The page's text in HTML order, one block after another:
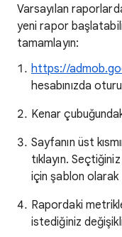
Varsayılan
yeni rapor
tamamlayın:
https://
hesabınızda
Kenar
Sayfanın üst
tıklayın.
için şablon olarak
Rapordaki
istediğiniz